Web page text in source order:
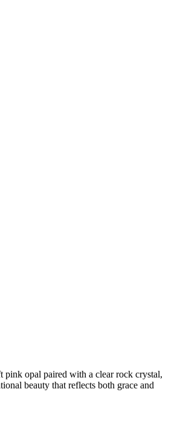
pink opal paired with a clear rock crystal,
beauty that reflects both grace and